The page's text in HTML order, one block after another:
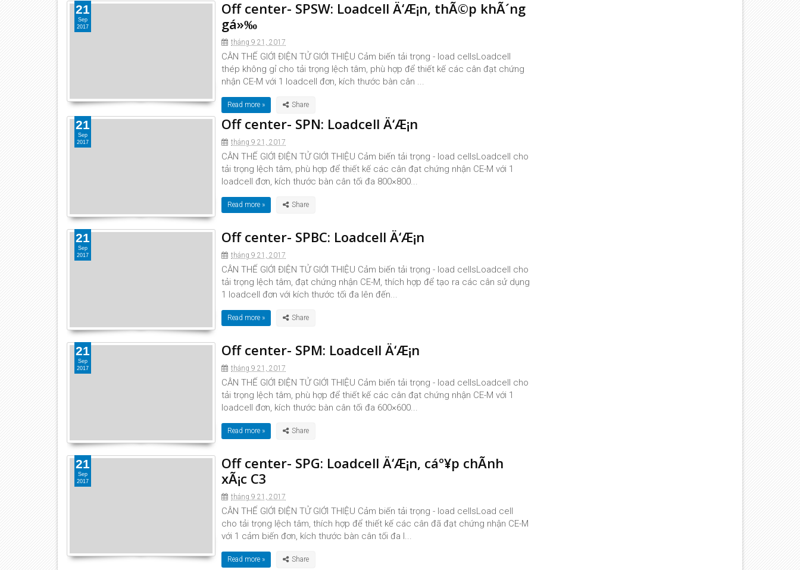
Off center- SPSW: Loadcell Ä‘Æ¡n, thÃ©p khÃ´ng
gá»‰
tháng 9 21, 2017
CÂN THẾ GIỚI ĐIỆN TỬ GIỚI THIỆU Cảm biến tải trọng - load cellsLoadcell
thép không gỉ cho tải trọng lệch tâm, phù hợp để thiết kế các cân đạt chứng
nhận CE-M với 1 loadcell đơn, kích thước bàn cân ...
Read more »
21
Sep
2017
Off center- SPN: Loadcell Ä‘Æ¡n
tháng 9 21, 2017
CÂN THẾ GIỚI ĐIỆN TỬ GIỚI THIỆU Cảm biến tải trọng - load cellsLoadcell cho
tải trọng lệch tâm, phù hợp để thiết kế các cân đạt chứng nhận CE-M với 1
loadcell đơn, kích thước bàn cân tối đa 800×800...
Read more »
21
Sep
2017
Off center- SPBC: Loadcell Ä‘Æ¡n
tháng 9 21, 2017
CÂN THẾ GIỚI ĐIỆN TỬ GIỚI THIỆU Cảm biến tải trọng - load cellsLoadcell cho
tải trọng lệch tâm, đạt chứng nhận CE-M, thích hợp để tạo ra các cân sử dụng
1 loadcell đơn với kích thước tối đa lên đến...
Read more »
21
Sep
2017
Off center- SPM: Loadcell Ä‘Æ¡n
tháng 9 21, 2017
CÂN THẾ GIỚI ĐIỆN TỬ GIỚI THIỆU Cảm biến tải trọng - load cellsLoadcell cho
tải trọng lệch tâm, phù hợp để thiết kế các cân đạt chứng nhận CE-M với 1
loadcell đơn, kích thước bàn cân tối đa 600×600...
Read more »
21
Sep
2017
Off center- SPG: Loadcell Ä‘Æ¡n, cáº¥p chÃ­nh
xÃ¡c C3
tháng 9 21, 2017
CÂN THẾ GIỚI ĐIỆN TỬ GIỚI THIỆU Cảm biến tải trọng - load cellsLoad cell
cho tải trọng lệch tâm, thích hợp để thiết kế các cân đã đạt chứng nhận CE-M
với 1 cảm biến đơn, kích thước bàn cân tối đa l...
Read more »
21
Sep
2017